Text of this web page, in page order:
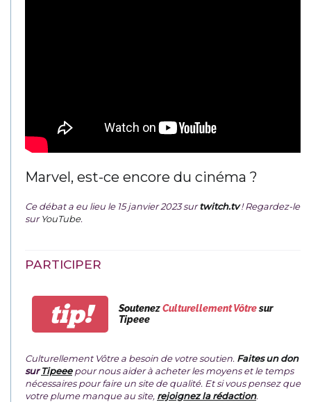
Marvel, est-ce encore du cinéma ?
Ce débat a eu lieu le 15 janvier 2023 surtwitch.tv ! Regardez-le
surYouTube.
PARTICIPER
tip! SoutenezCulturellement Vôtresur
Tipeee
Culturellement Vôtre a besoin de votre soutien. Faites un don
surTipeeepour nous aider à acheter les moyens et le temps
nécessaires pour faire un site de qualité. Et si vous pensez que
votre plume manque au site, rejoignez la rédaction.